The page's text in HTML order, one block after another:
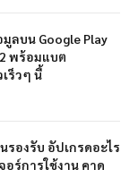
ลบน Google Play
พร้อมแบต
ร็วๆ นี้
รองรับ อัปเกรดอะไร
อร์การใช้งาน คาด